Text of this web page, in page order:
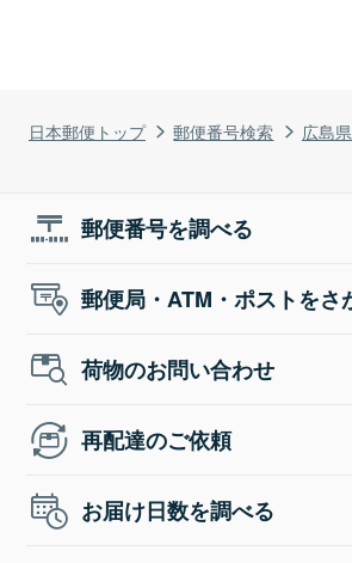
日本郵便トップ 郵便番号検索 広島県
郵便番号を調べる
郵便局・ATM・ポストをさ
荷物のお問い合わせ
再配達のご依頼
お届け日数を調べる